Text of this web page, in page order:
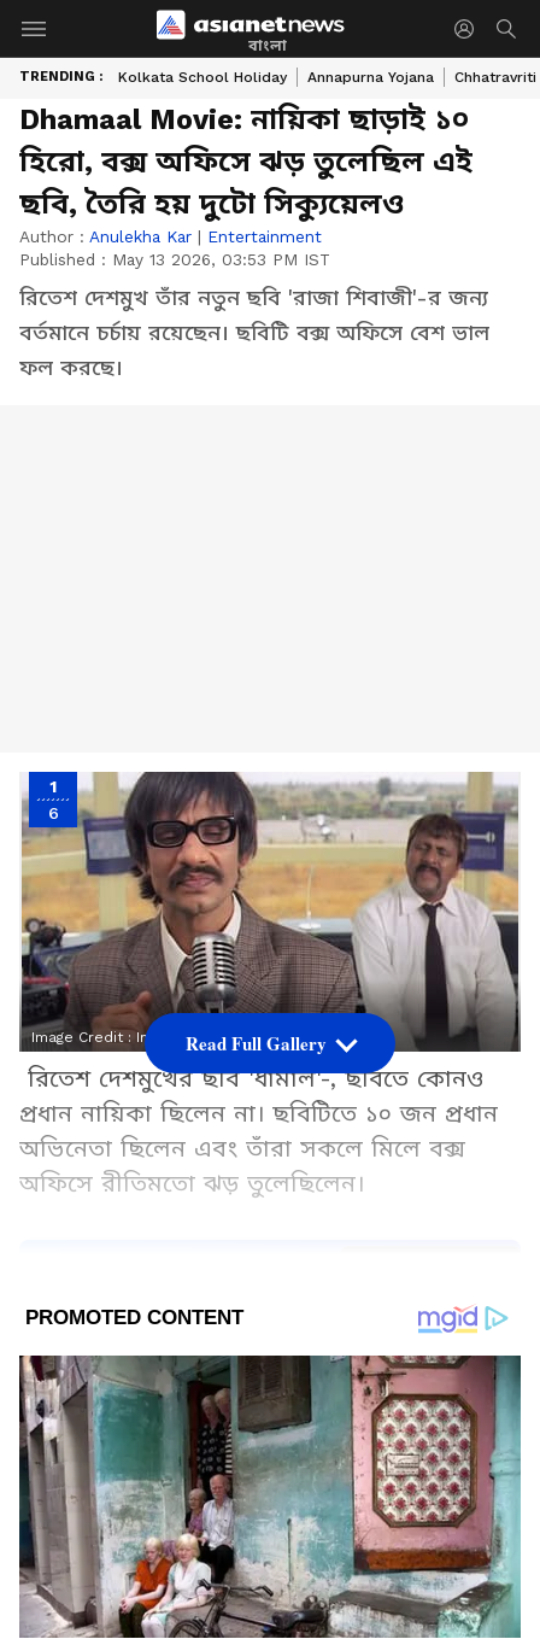
বাংলা
TRENDING : Kolkata School Holiday Annapurna Yojana Chhatravriti
Dhamaal Movie: নায়িকা ছাড়াই ১০
হিরো, বক্স অফিসে ঝড় তুলেছিল এই
ছবি, তৈরি হয় দুটো সিক্যুয়েলও
Author : Anulekha Kar | Entertainment
Published : May 13 2026, 03:53 PM IST
রিতেশ দেশমুখ তাঁর নতুন ছবি 'রাজা শিবাজী'-র জন্য
বর্তমানে চর্চায় রয়েছেন। ছবিটি বক্স অফিসে বেশ ভাল
ফল করছে।
1
6
Image Credit : Instagram
রিতেশ দেশমুখের ছবি 'ধামাল'-, ছবিতে কোনও
প্রধান নায়িকা ছিলেন না। ছবিটিতে ১০ জন প্রধান
অভিনেতা ছিলেন এবং তাঁরা সকলে মিলে বক্স
অফিসে রীতিমতো ঝড় তুলেছিলেন।
2
6
Image Credit :Instagram
রিতেশ দেশমুখের 'ধামাল' ছবিটি ২০০৭ সালে মুক্তি
Read Full Gallery